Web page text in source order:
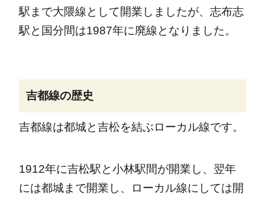
駅まで大隈線として開業しましたが、志布志
駅と国分間は1987年に廃線となりました。
吉都線の歴史
吉都線は都城と吉松を結ぶローカル線です。
1912年に吉松駅と小林駅間が開業し、翌年
には都城まで開業し、ローカル線にしては開